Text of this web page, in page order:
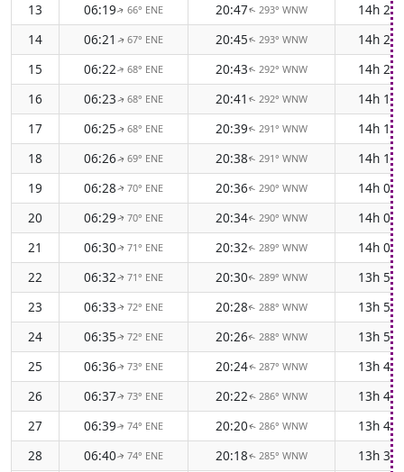
13
06:19↑66° ENE 20:47↑293° WNW
14h
14
06:21 ↑67° ENE 20:45↑293° WNW
14h
15
06:22↑68° ENE 20:43↑ 292° WNW
14h
16
06:23↑68° ENE 20:41 ↑ 292° WNW
14h
17
06:25↑68° ENE 20:39↑ 291° WNW
14h
18
06:26↑69° ENE 20:38↑ 291° WNW
14h
19
06:28↑70° ENE 20:36↑ 290° WNW
14h
20
06:29↑70° ENE 20:34↑ 290° WNW
14h
21
06:30↑71° ENE 20:32↑ 289° WNW
14h
22
06:32↑71° ENE 20:30↑ 289° WNW
13h
23
06:33↑72° ENE 20:28↑ 288° WNW
13h
24
06:35↑72° ENE 20:26↑ 288° WNW
13h
25
06:36↑73° ENE 20:24↑ 287° WNW
13h
26
06:37↑73° ENE 20:22↑ 286° WNW
13h
27
06:39↑ 74° ENE 20:20↑ 286° WNW
13h
28
06:40↑ 74° ENE 20:18↑ 285° WNW 13h